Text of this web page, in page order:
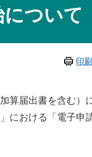
ついて
印
算届出書を含む）
における「電子申